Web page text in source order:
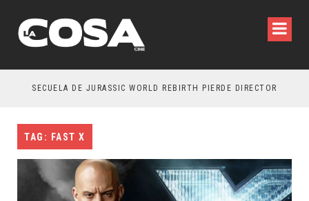
SECUELA DE JURASSIC WORLD REBIRTH PIERDE DIRECTOR
TAG: FAST X